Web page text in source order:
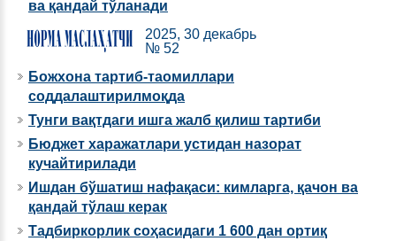
ва қандай тўланади
2025, 30 декабрь
№ 52
Божхона тартиб-таомиллари
соддалаштирилмоқда
Тунги вақтдаги ишга жалб қилиш тартиби
Бюджет харажатлари устидан назорат
кучайтирилади
Ишдан бўшатиш нафақаси: кимларга, қачон ва
қандай тўлаш керак
Тадбиркорлик соҳасидаги 1 600 дан ортиқ